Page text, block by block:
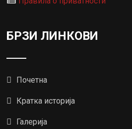
БРЗИ ЛИНКОВИ
Почетна
Кратка историја
Галерија